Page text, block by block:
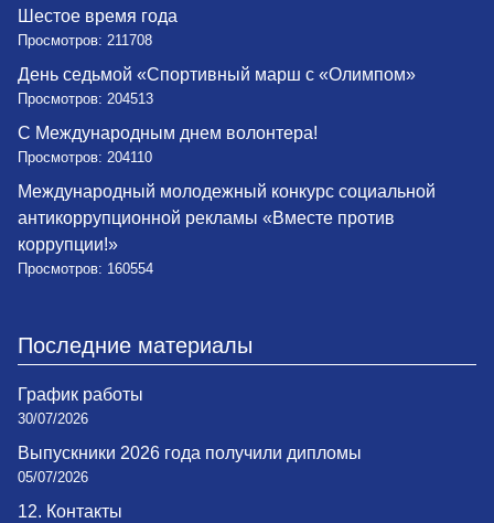
Шестое время года
Просмотров: 211708
День седьмой «Спортивный марш с «Олимпом»
Просмотров: 204513
С Международным днем волонтера!
Просмотров: 204110
Международный молодежный конкурс социальной
антикоррупционной рекламы «Вместе против
коррупции!»
Просмотров: 160554
Последние материалы
График работы
30/07/2026
Выпускники 2026 года получили дипломы
05/07/2026
12. Контакты